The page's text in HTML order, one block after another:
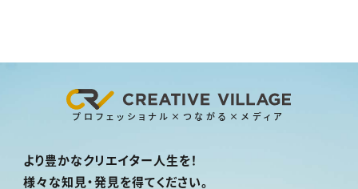
プロフェッショナル×つながる×メディア
より豊かなクリエイター人生を！
様々な知見・発見を得てください。